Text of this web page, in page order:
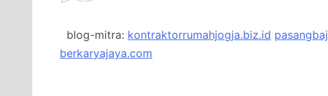
blog-mitra: kontraktorrumahjogja.biz.id
berkaryajaya.com